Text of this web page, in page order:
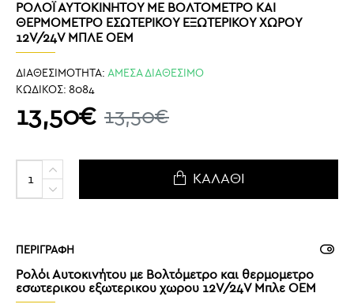
ΡΟΛΌΙ ΑΥΤΟΚΙΝΉΤΟΥ ΜΕ ΒΟΛΤΌΜΕΤΡΟ ΚΑΙ
ΘΕΡΜΟΜΕΤΡΟ ΕΣΩΤΕΡΙΚΟΥ ΕΞΩΤΕΡΙΚΟΥ ΧΩΡΟΥ
12V/24V ΜΠΛΕ OEM
ΔΙΑΘΕΣΙΜΟΤΗΤΑ: ΑΜΕΣΑ ΔΙΑΘΕΣΙΜΟ
ΚΩΔΙΚΟΣ: 8084
13,50€ 13,50€
ΚΑΛΆΘΙ
ΠΕΡΙΓΡΑΦΗ
Ρολόι Αυτοκινήτου με Βολτόμετρο και θερμομετρο
εσωτερικου εξωτερικου χωρου 12V/24V Μπλε OEM